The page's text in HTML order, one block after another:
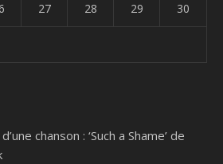
27 28 29 30
chanson : ‘Such a Shame’ de